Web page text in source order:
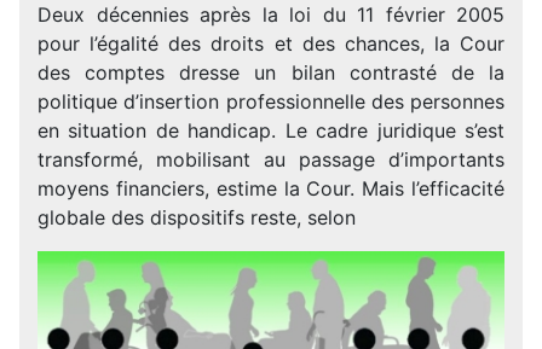
Deux décennies après la loi du 11 février 2005
pour l’égalité des droits et des chances, la Cour
des comptes dresse un bilan contrasté de la
politique d’insertion professionnelle des personnes
en situation de handicap. Le cadre juridique s’est
transformé, mobilisant au passage d’importants
moyens financiers, estime la Cour. Mais l’efficacité
globale des dispositifs reste, selon